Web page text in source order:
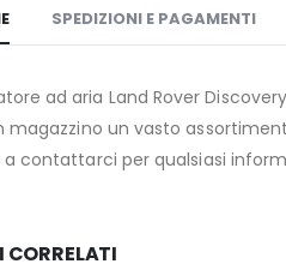
SPEDIZIONI E PAGAMENTI
ad aria Land Rover
magazzino un vasto
a contattarci per qualsiasi
CORRELATI